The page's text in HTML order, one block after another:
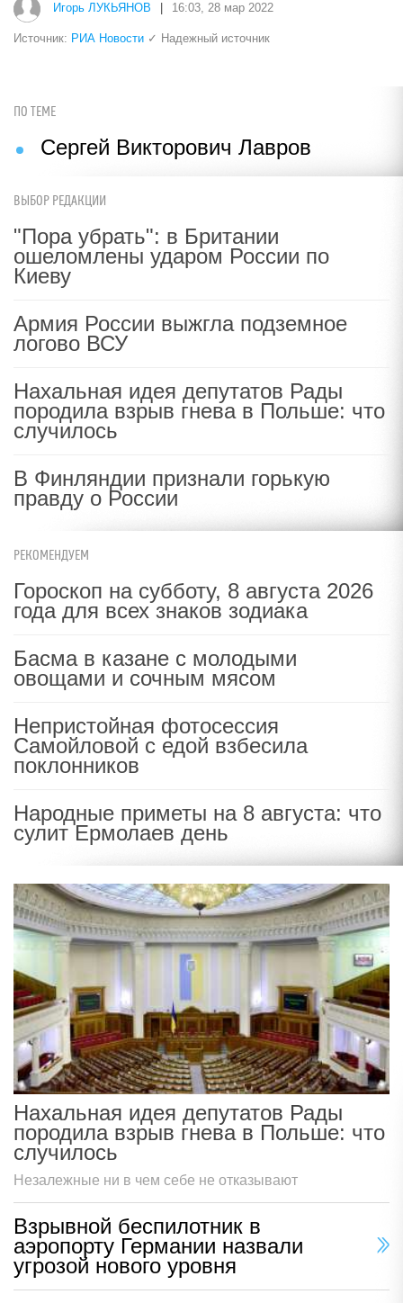
Игорь ЛУКЬЯНОВ 16:03, 28 мар 2022
Источник: РИА Новости ✓ Надежный источник
ПО ТЕМЕ
Сергей Викторович Лавров
ВЫБОР РЕДАКЦИИ
"Пора убрать": в Британии
ошеломлены ударом России по
Киеву
Армия России выжгла подземное
логово ВСУ
Нахальная идея депутатов Рады
породила взрыв гнева в Польше: что
случилось
В Финляндии признали горькую
правду о России
РЕКОМЕНДУЕМ
Гороскоп на субботу, 8 августа 2026
года для всех знаков зодиака
Басма в казане с молодыми
овощами и сочным мясом
Непристойная фотосессия
Самойловой с едой взбесила
поклонников
Народные приметы на 8 августа: что
сулит Ермолаев день
Нахальная идея депутатов Рады
породила взрыв гнева в Польше: что
случилось
Незалежные ни в чем себе не отказывают
Взрывной беспилотник в
аэропорту Германии назвали
угрозой нового уровня